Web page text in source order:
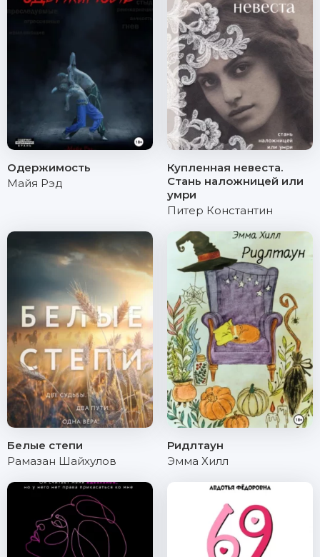
Одержимость
Майя Рэд
Купленная невеста.
Стань наложницей или
умри
Питер Константин
Белые степи
Рамазан Шайхулов
Ридлтаун
Эмма Хилл